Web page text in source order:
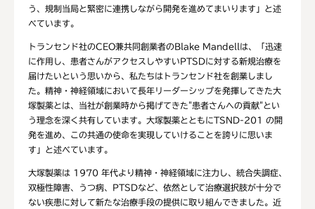
う、規制当局と緊密に連携しながら開発を進めてまいります」と述
べています。
トランセンド社のCEO兼共同創業者のBlake Mandellは、「迅速
に作用し、患者さんがアクセスしやすいPTSDに対する新規治療を
届けたいという思いから、私たちはトランセンド社を創業しまし
た。精神・神経領域において長年リーダーシップを発揮してきた大
塚製薬とは、当社が創業時から掲げてきた"患者さんへの貢献"とい
う理念を深く共有しています。大塚製薬とともにTSND-201 の開
発を進め、この共通の使命を実現していけることを誇りに思いま
す」と述べています。
大塚製薬は 1970 年代より精神・神経領域に注力し、統合失調症、
双極性障害、うつ病、PTSDなど、依然として治療選択肢が十分で
ない疾患に対して新たな治療手段の提供に取り組んできました。近